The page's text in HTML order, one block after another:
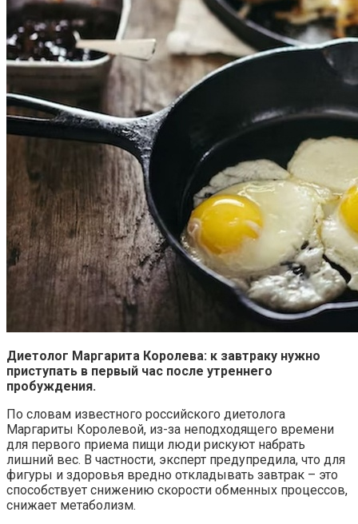
Диетолог Маргарита Королева: к завтраку нужно
приступать в первый час после утреннего
пробуждения.
По словам известного российского диетолога
Маргариты Королевой, из-за неподходящего времени
для первого приема пищи люди рискуют набрать
лишний вес. В частности, эксперт предупредила, что для
фигуры и здоровья вредно откладывать завтрак – это
способствует снижению скорости обменных процессов,
снижает метаболизм.